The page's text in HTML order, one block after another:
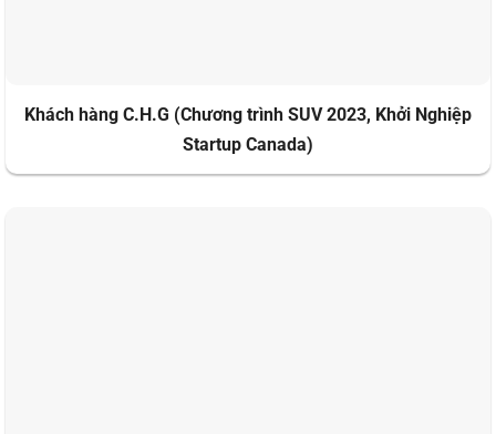
Khách hàng C.H.G (Chương trình SUV 2023, Khởi Nghiệp
Startup Canada)